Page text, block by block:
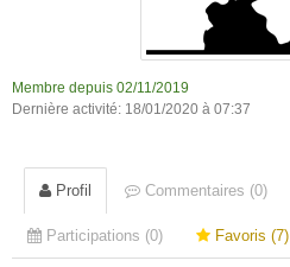
Membre depuis 02/11/2019
Dernière activité: 18/01/2020 à 07:37
Profil Commentaires (0)
Participations (0) Favoris (7)